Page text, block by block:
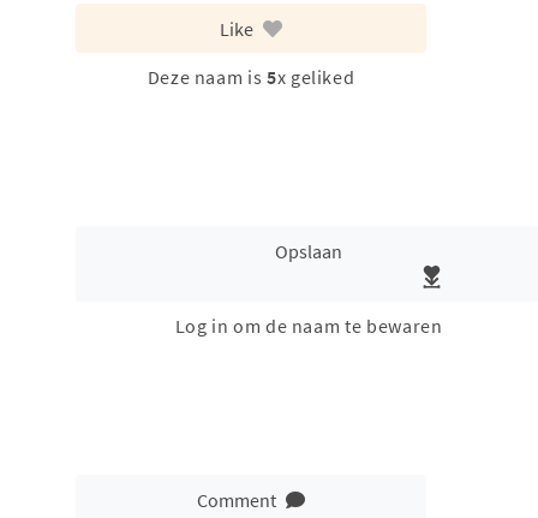
Like
Deze naam is 5x geliked
Opslaan
Log in om de naam te bewaren
Comment